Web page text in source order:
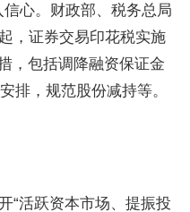
心。财政部、税务总局
，证券交易印花税实施
，包括调降融资保证金
排，规范股份减持等。
“活跃资本市场、提振投